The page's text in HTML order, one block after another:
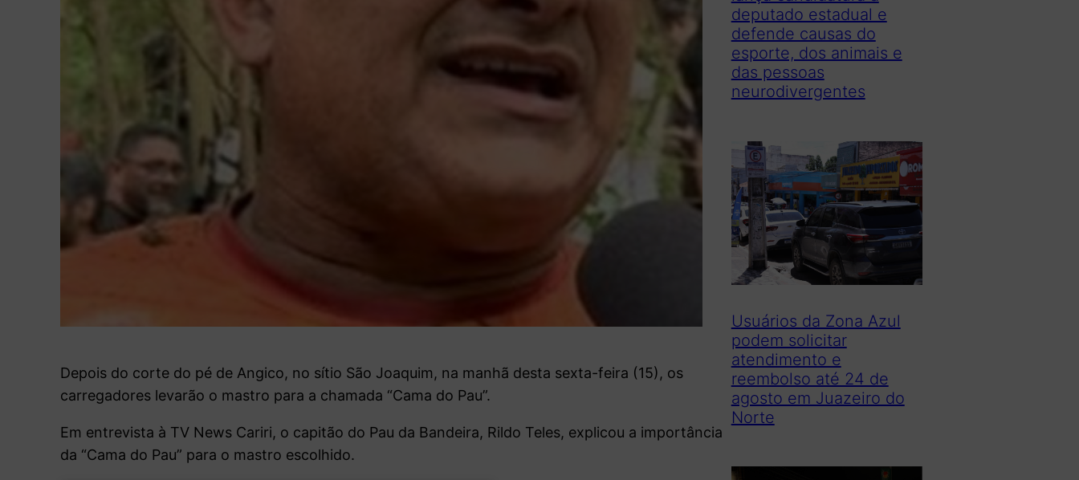
Depois do corte do pé de Angico, no sítio São Joaquim, na manhã desta sexta-feira (15), os
carregadores levarão o mastro para a chamada “Cama do Pau”.
Em entrevista à TV News Cariri, o capitão do Pau da Bandeira, Rildo Teles, explicou a importância
da “Cama do Pau” para o mastro escolhido.
deputado estadual e
defende causas do
esporte, dos animais e
das pessoas
neurodivergentes
Usuários da Zona Azul
podem solicitar
atendimento e
reembolso até 24 de
agosto em Juazeiro do
Norte